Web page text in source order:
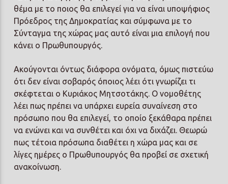
θέμα με το ποιος θα επιλεγεί για να είναι υποψήφιος
Πρόεδρος της Δημοκρατίας και σύμφωνα με το
Σύνταγμα της χώρας μας αυτό είναι μια επιλογή που
κάνει ο Πρωθυπουργός.
Ακούγονται όντως διάφορα ονόματα, όμως πιστεύω
ότι δεν είναι σοβαρός όποιος λέει ότι γνωρίζει τι
σκέφτεται ο Κυριάκος Μητσοτάκης. Ο νομοθέτης
λέει πως πρέπει να υπάρχει ευρεία συναίνεση στο
πρόσωπο που θα επιλεγεί, το οποίο ξεκάθαρα πρέπει
να ενώνει και να συνθέτει και όχι να διχάζει. Θεωρώ
πως τέτοια πρόσωπα διαθέτει η χώρα μας και σε
λίγες ημέρες ο Πρωθυπουργός θα προβεί σε σχετική
ανακοίνωση.